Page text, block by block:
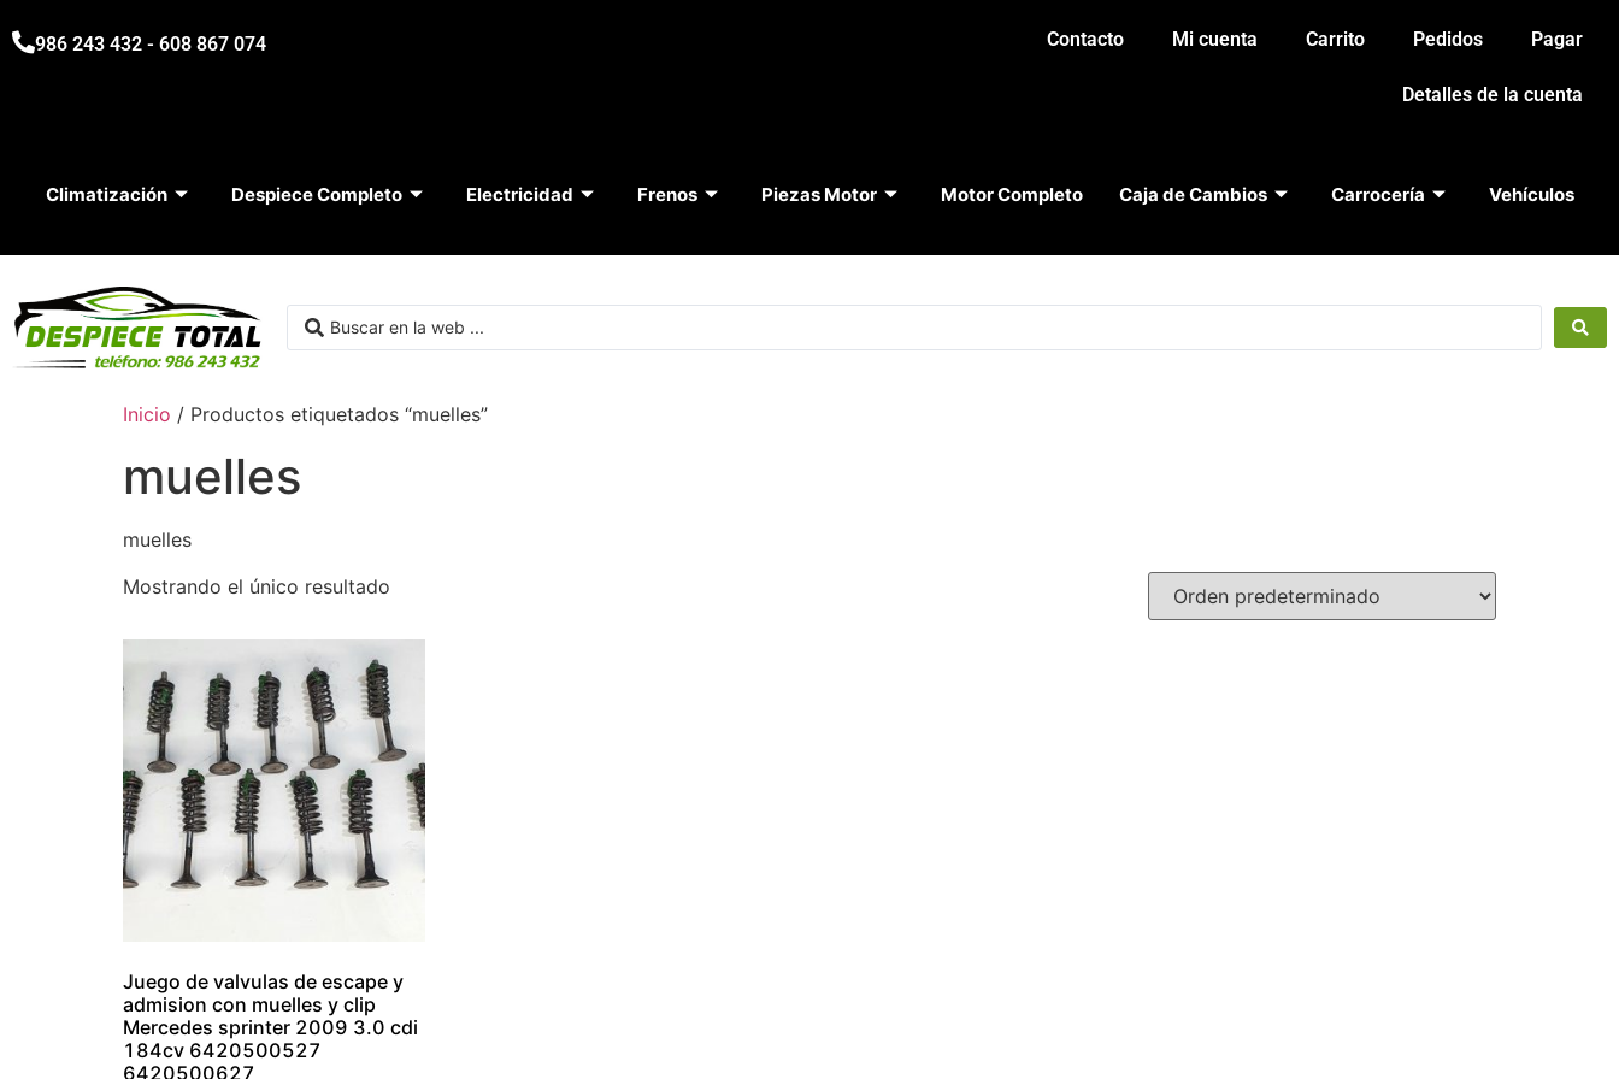
986 243 432 - 608 867 074 Contacto Mi cuenta Carrito Pedidos Pagar
Detalles de la cuenta
Climatización Despiece Completo Electricidad Frenos Piezas Motor Motor Completo Caja de Cambios Carrocería Vehículos
Inicio / Productos etiquetados “muelles”
muelles
muelles
Mostrando el único resultado
Juego de valvulas de escape y
admision con muelles y clip
Mercedes sprinter 2009 3.0 cdi
184cv 6420500527
6420500627